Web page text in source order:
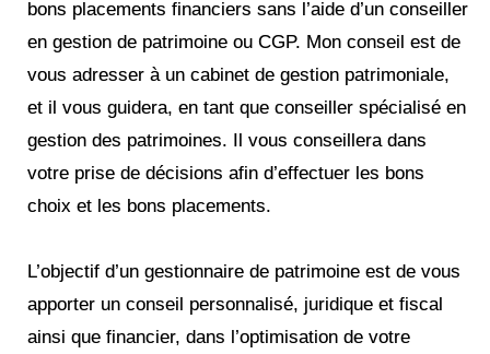
bons placements financiers sans l’aide d’un conseiller
en gestion de patrimoine ou CGP. Mon conseil est de
vous adresser à un cabinet de gestion patrimoniale,
et il vous guidera, en tant que conseiller spécialisé en
gestion des patrimoines. Il vous conseillera dans
votre prise de décisions afin d’effectuer les bons
choix et les bons placements.
L’objectif d’un gestionnaire de patrimoine est de vous
apporter un conseil personnalisé, juridique et fiscal
ainsi que financier, dans l’optimisation de votre